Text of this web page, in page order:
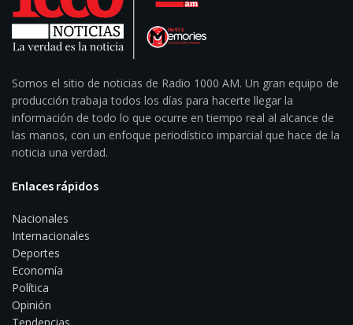
Somos el sitio de noticias de Radio 1000 AM. Un gran equipo de
producción trabaja todos los días para hacerte llegar la
información de todo lo que ocurre en tiempo real al alcance de
las manos, con un enfoque periodístico imparcial que hace de la
noticia una verdad.
Enlaces rápidos
Nacionales
Internacionales
Deportes
Economía
Política
Opinión